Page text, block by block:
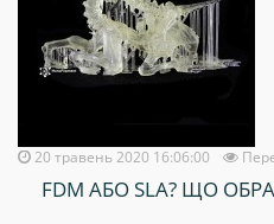
20 травень 2020 16:06:00
FDM АБО SLA? ЩО